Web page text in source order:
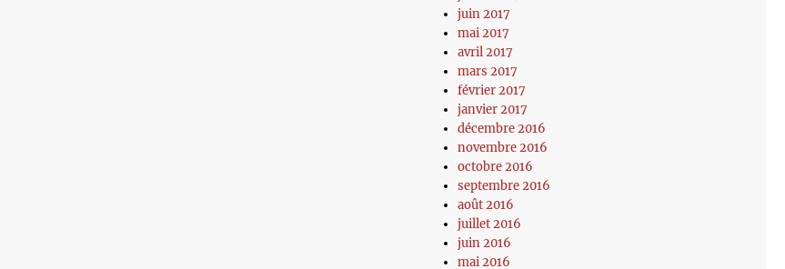
juin 2017
mai 2017
avril 2017
mars 2017
février 2017
janvier 2017
décembre 2016
novembre 2016
octobre 2016
septembre 2016
août 2016
juillet 2016
juin 2016
mai 2016